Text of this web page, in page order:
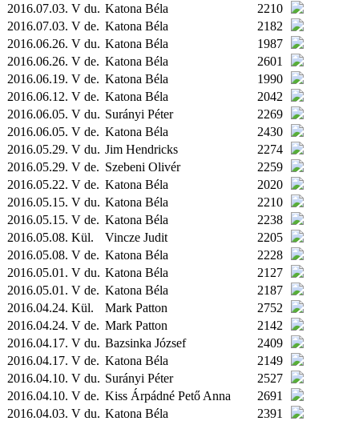
2016.07.03. V du. Katona Béla
2210
2016.07.03. V de. Katona Béla
2182
2016.06.26. V du. Katona Béla
1987
2016.06.26. V de. Katona Béla
2601
2016.06.19. V de. Katona Béla
1990
2016.06.12. V de. Katona Béla
2042
2016.06.05. V du. Surányi Péter
2269
2016.06.05. V de. Katona Béla
2430
2016.05.29. V du. Jim Hendricks
2274
2016.05.29. V de. Szebeni Olivér
2259
2016.05.22. V de. Katona Béla
2020
2016.05.15. V du. Katona Béla
2210
2016.05.15. V de. Katona Béla
2238
2016.05.08. Kül. Vincze Judit
2205
2016.05.08. V de. Katona Béla
2228
2016.05.01. V du. Katona Béla
2127
2016.05.01. V de. Katona Béla
2187
2016.04.24. Kül. Mark Patton
2752
2016.04.24. V de. Mark Patton
2142
2016.04.17. V du. Bazsinka József
2409
2016.04.17. V de. Katona Béla
2149
2016.04.10. V du. Surányi Péter
2527
2016.04.10. V de. Kiss Árpádné Pető Anna
2691
2016.04.03. V du. Katona Béla
2391